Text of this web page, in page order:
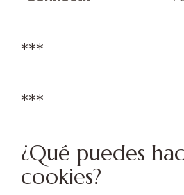
***
***
¿Qué puedes
cookies?